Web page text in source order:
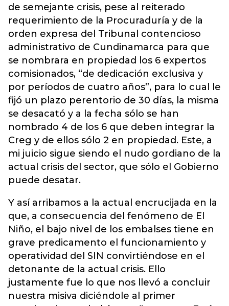
de semejante crisis, pese al reiterado
requerimiento de la Procuraduría y de la
orden expresa del Tribunal contencioso
administrativo de Cundinamarca para que
se nombrara en propiedad los 6 expertos
comisionados, “de dedicación exclusiva y
por períodos de cuatro años”, para lo cual le
fijó un plazo perentorio de 30 días, la misma
se desacató y a la fecha sólo se han
nombrado 4 de los 6 que deben integrar la
Creg y de ellos sólo 2 en propiedad. Este, a
mi juicio sigue siendo el nudo gordiano de la
actual crisis del sector, que sólo el Gobierno
puede desatar.
Y así arribamos a la actual encrucijada en la
que, a consecuencia del fenómeno de El
Niño, el bajo nivel de los embalses tiene en
grave predicamento el funcionamiento y
operatividad del SIN convirtiéndose en el
detonante de la actual crisis. Ello
justamente fue lo que nos llevó a concluir
nuestra misiva diciéndole al primer